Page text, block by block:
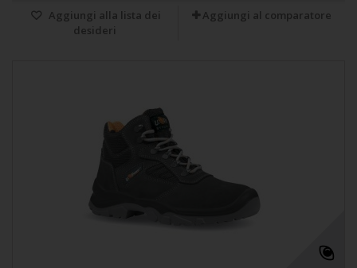
Aggiungi alla lista dei
desideri
Aggiungi al comparatore